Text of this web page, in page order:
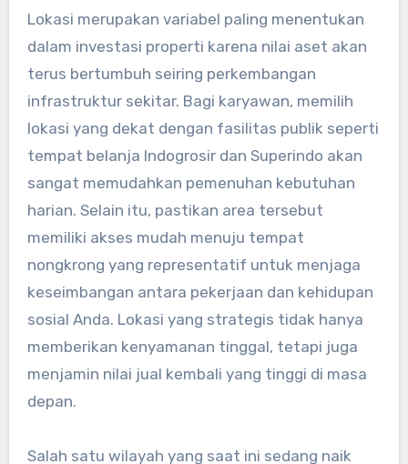
Lokasi merupakan variabel paling menentukan
dalam investasi properti karena nilai aset akan
terus bertumbuh seiring perkembangan
infrastruktur sekitar. Bagi karyawan, memilih
lokasi yang dekat dengan fasilitas publik seperti
tempat belanja Indogrosir dan Superindo akan
sangat memudahkan pemenuhan kebutuhan
harian. Selain itu, pastikan area tersebut
memiliki akses mudah menuju tempat
nongkrong yang representatif untuk menjaga
keseimbangan antara pekerjaan dan kehidupan
sosial Anda. Lokasi yang strategis tidak hanya
memberikan kenyamanan tinggal, tetapi juga
menjamin nilai jual kembali yang tinggi di masa
depan.
Salah satu wilayah yang saat ini sedang naik